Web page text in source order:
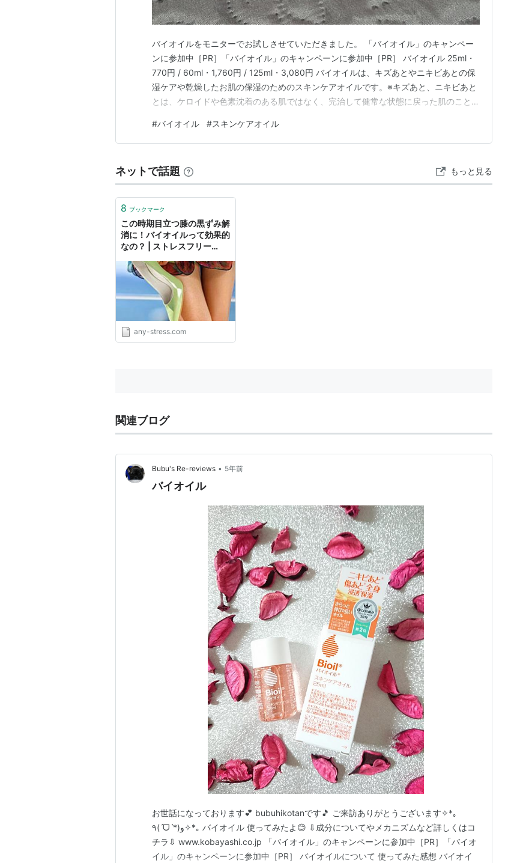
バイオイルをモニターでお試しさせていただきました。 「バイオイル」のキャンペー
ンに参加中［PR］「バイオイル」のキャンペーンに参加中［PR］ バイオイル 25ml・
770円 / 60ml・1,760円 / 125ml・3,080円 バイオイルは、キズあとやニキビあとの保
湿ケアや乾燥したお肌の保湿のためのスキンケアオイルです。※キズあと、ニキビあと
とは、ケロイドや色素沈着のある肌ではなく、完治して健常な状態に戻った肌のことで
す。 フェイスケアだけでなくボディケアやヘアケアと全身に使えるそうで、私は入浴
後にフェイスケアの…
#バイオイル #スキンケアオイル
ネットで話題 もっと見る
8 ブックマーク
この時期目立つ膝の黒ずみ解
消に！バイオイルって効果的
なの？ | ストレスフリー
any-stress.com
関連ブログ
Bubu's Re-reviews • 5年前
バイオイル
お世話になっております💕 bubuhikotanです🎵 ご来訪ありがとうございます✧*｡
٩(ˊᗜˋ*)و✧*｡ バイオイル 使ってみたよ😊 ⇩成分についてやメカニズムなど詳しくはコ
チラ⇩ www.kobayashi.co.jp 「バイオイル」のキャンペーンに参加中［PR］「バイオ
イル」のキャンペーンに参加中［PR］ バイオイルについて 使ってみた感想 バイオイ